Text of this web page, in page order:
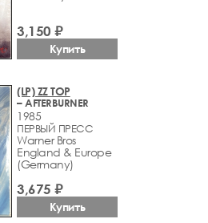
3,150 ₽
Купить
(LP) ZZ TOP
– AFTERBURNER
1985
ПЕРВЫЙ ПРЕСС
Warner Bros
England & Europe
(Germany)
3,675 ₽
Купить